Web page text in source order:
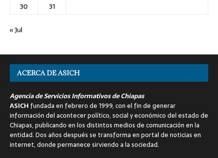
30
31
« Jul
ACERCA DE ASICH
Agencia de Servicios Informativos de Chiapas
ASICH fundada en febrero de 1999, con el fin de generar
información del acontecer político, social y económico del estado de
Chiapas, publicando en los distintos medios de comunicación en la
entidad. Dos años después se transforma en portal de noticias en
internet, donde permanece sirviendo a la sociedad.